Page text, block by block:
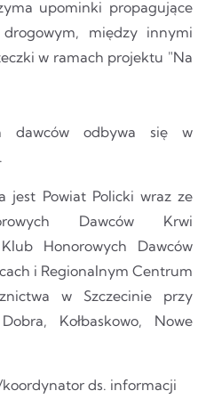
upominki propagujące
między innymi
w ramach projektu "Na
dawców odbywa się w
jest Powiat Policki wraz ze
Dawców Krwi
Honorowych Dawców
i Regionalnym Centrum
w Szczecinie przy
Kołbaskowo, Nowe
ds. informacji